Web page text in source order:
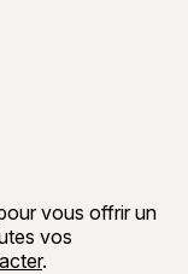
vous offrir un
vos
.